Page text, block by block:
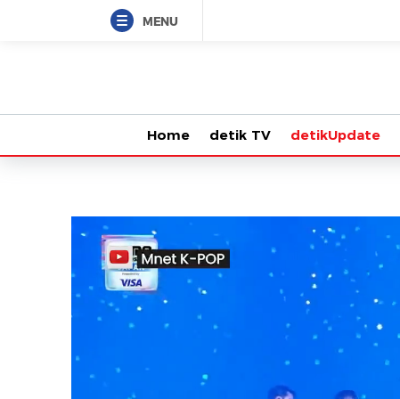
MENU
Home detik TV detikUpdate